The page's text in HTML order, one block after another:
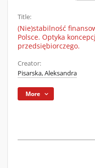
Title:
(Nie)stabilność
Polsce. Optyka
przedsiębiorczego.
Creator:
Pisarska, Aleksandra
More